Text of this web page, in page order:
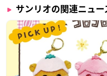
サンリオの関連ニュー